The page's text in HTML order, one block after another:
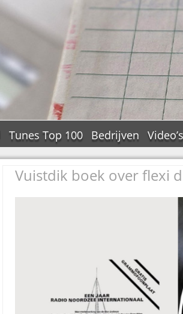
Tunes Top 100 Bedrijven Video’s
Vuistdik boek over flexi